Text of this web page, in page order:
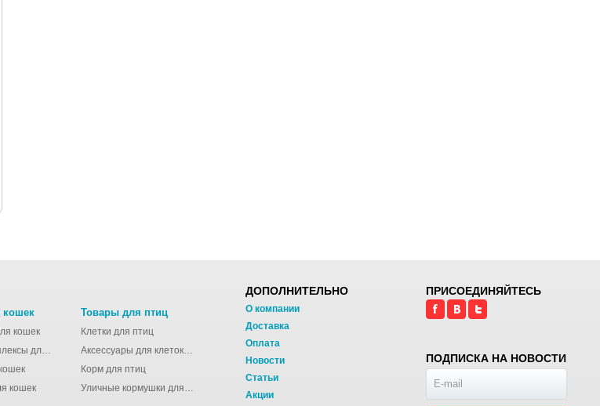
кошек
кошек
Игровые комплексы для кошек
кошек
Товары для птиц
Клетки для птиц
Аксессуары для клеток для птиц
Корм для птиц
Уличные кормушки для птиц
ДОПОЛНИТЕЛЬНО
О компании
Доставка
Оплата
Новости
Статьи
Акции
ПРИСОЕДИНЯЙТЕСЬ
ПОДПИСКА НА НОВОСТИ